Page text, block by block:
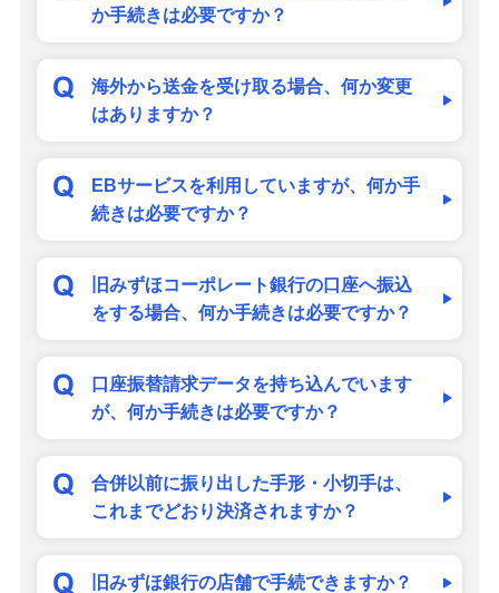
か手続きは必要ですか？
海外から送金を受け取る場合、何か変更
はありますか？
EBサービスを利用していますが、何か手
続きは必要ですか？
旧みずほコーポレート銀行の口座へ振込
をする場合、何か手続きは必要ですか？
口座振替請求データを持ち込んでいます
が、何か手続きは必要ですか？
合併以前に振り出した手形・小切手は、
これまでどおり決済されますか？
旧みずほ銀行の店舗で手続できますか？